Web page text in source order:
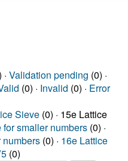
Validation pending (0) ·
(0) · Invalid (0) · Error
Sieve (0) · 15e Lattice
smaller numbers (0) ·
numbers (0) · 16e Lattice
(0)